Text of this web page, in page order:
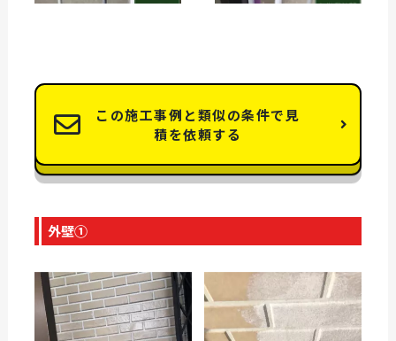
この施工事例と類似の条件で見
積を依頼する
外壁①